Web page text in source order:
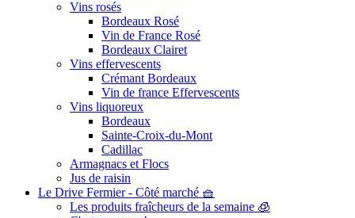
Vins rosés
Bordeaux Rosé
Vin de France Rosé
Bordeaux Clairet
Vins effervescents
Crémant Bordeaux
Vin de france Effervescents
Vins liquoreux
Bordeaux
Sainte-Croix-du-Mont
Cadillac
Armagnacs et Flocs
Jus de raisin
Le Drive Fermier - Côté marché 🧺
Les produits fraîcheurs de la semaine 🧊